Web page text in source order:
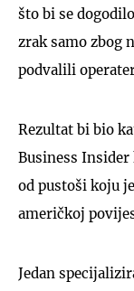
što bi se
zrak samo zbog
podvalili
Rezultat bi bio
Business Insider
od pustoši koju
američkoj
Jedan